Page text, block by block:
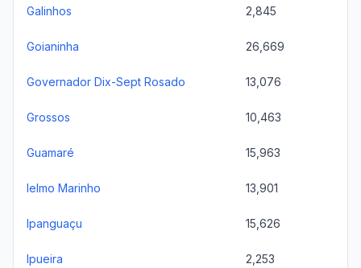
Galinhos 2,845
Goianinha 26,669
Governador Dix-Sept Rosado 13,076
Grossos 10,463
Guamaré 15,963
Ielmo Marinho 13,901
Ipanguaçu 15,626
Ipueira 2,253